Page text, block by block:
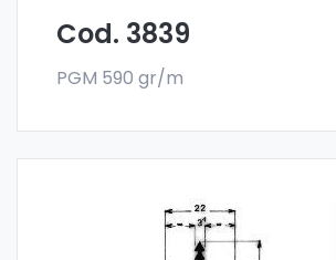
Cod. 3839
PGM 590 gr/m
Maniglie per mobili - Art 3854